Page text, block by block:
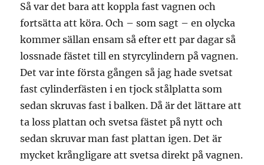
Så var det bara att koppla fast vagnen och
fortsätta att köra. Och – som sagt – en olycka
kommer sällan ensam så efter ett par dagar så
lossnade fästet till en styrcylindern på vagnen.
Det var inte första gången så jag hade svetsat
fast cylinderfästen i en tjock stålplatta som
sedan skruvas fast i balken. Då är det lättare att
ta loss plattan och svetsa fästet på nytt och
sedan skruvar man fast plattan igen. Det är
mycket krångligare att svetsa direkt på vagnen.